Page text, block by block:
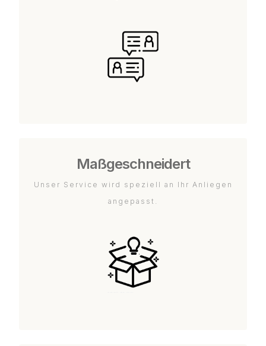
Maßgeschneidert
Unser Service wird speziell an Ihr Anliegen
angepasst.